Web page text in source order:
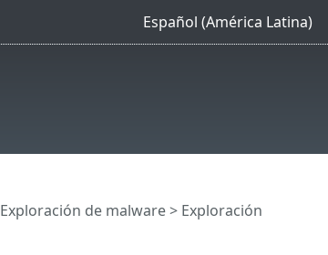
Español (América Latina)
Exploración de malware> Exploración